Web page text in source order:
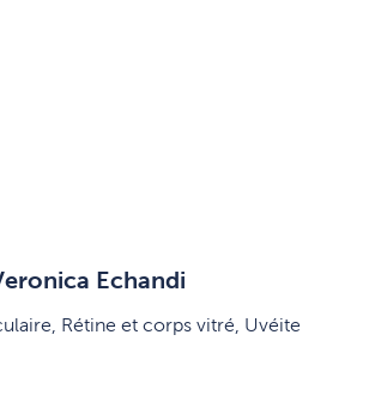
Echandi
Rétine et corps vitré, Uvéite